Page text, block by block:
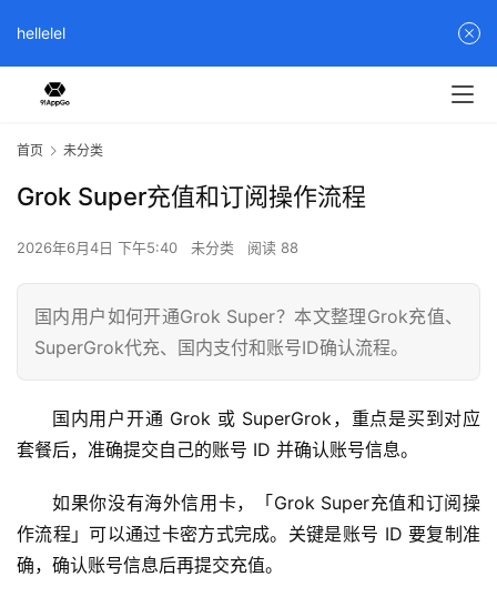
首页 未分类
Grok Super充值和订阅操作流程
2026年6月4日 下午5:40 未分类 阅读 88
国内用户如何开通Grok Super？本文整理Grok充值、
SuperGrok代充、国内支付和账号ID确认流程。
国内用户开通 Grok 或 SuperGrok，重点是买到对应
套餐后，准确提交自己的账号 ID 并确认账号信息。
如果你没有海外信用卡，「Grok Super充值和订阅操
作流程」可以通过卡密方式完成。关键是账号 ID 要复制准
确，确认账号信息后再提交充值。
hellelel